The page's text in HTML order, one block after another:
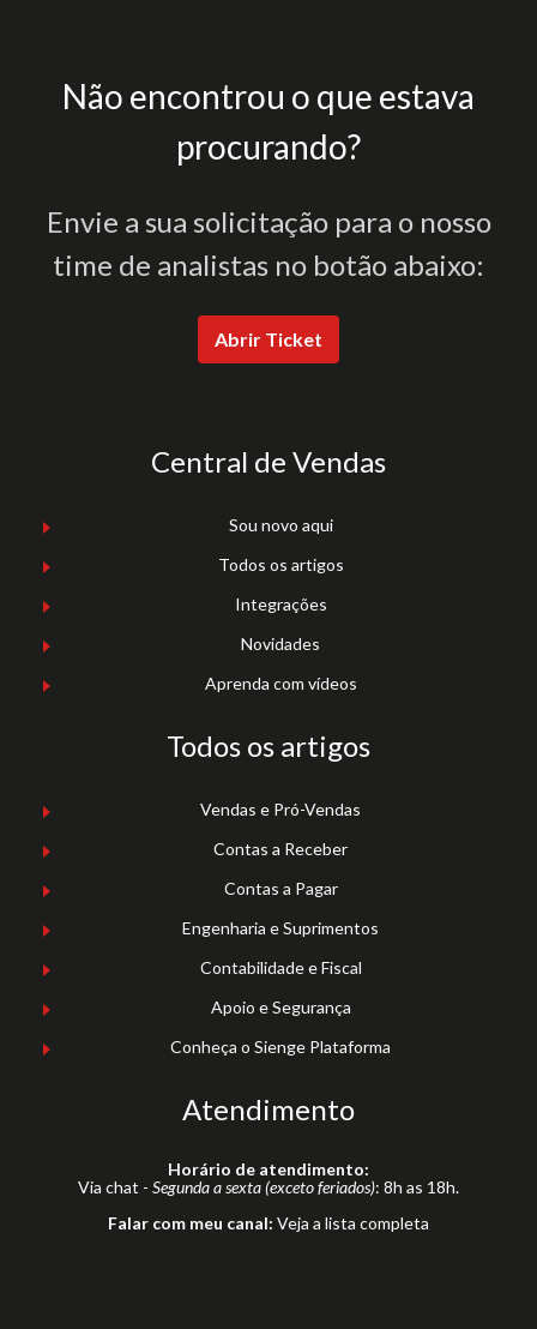
Não encontrou o que estava
procurando?
Envie a sua solicitação para o nosso
time de analistas no botão abaixo:
Abrir Ticket
Central de Vendas
Sou novo aqui
Todos os artigos
Integrações
Novidades
Aprenda com vídeos
Todos os artigos
Vendas e Pró-Vendas
Contas a Receber
Contas a Pagar
Engenharia e Suprimentos
Contabilidade e Fiscal
Apoio e Segurança
Conheça o Sienge Plataforma
Atendimento
Horário de atendimento:
Via chat - Segunda a sexta (exceto feriados): 8h as 18h.
Falar com meu canal: Veja a lista completa